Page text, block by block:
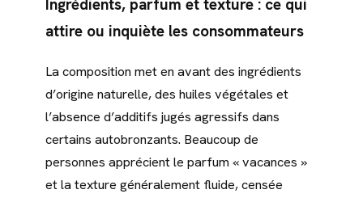
Ingrédients, parfum et texture : ce qui
attire ou inquiète les consommateurs
La composition met en avant des ingrédients
d’origine naturelle, des huiles végétales et
l’absence d’additifs jugés agressifs dans
certains autobronzants. Beaucoup de
personnes apprécient le parfum « vacances »
et la texture généralement fluide, censée